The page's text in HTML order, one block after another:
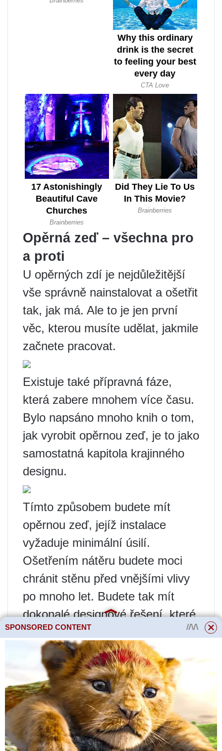
Opěrná zeď – všechna pro
a proti
U opěrných zdí je nejdůležitější
vše správně nainstalovat a ošetřit
tak, jak má. Ale to je jen první
věc, kterou musíte udělat, jakmile
začnete pracovat.
Existuje také přípravná fáze,
která zabere mnohem více času.
Bylo napsáno mnoho knih o tom,
jak vyrobit opěrnou zeď, je to jako
samostatná kapitola krajinného
designu.
Tímto způsobem budete mít
opěrnou zeď, jejíž instalace
vyžaduje minimální úsilí.
Ošetřením nátěru budete moci
chránit stěnu před vnějšími vlivy
po mnoho let. Budete tak mít
dokonalé designové řešení, které
jednoduše ozdobí vaši zahradu a
přitáhne pozornost vašich hostů.
V přípravné fázi musíte určitě
změřit požadovanou délku a
vybrat správné množství
materiálu.
SPONSORED CONTENT